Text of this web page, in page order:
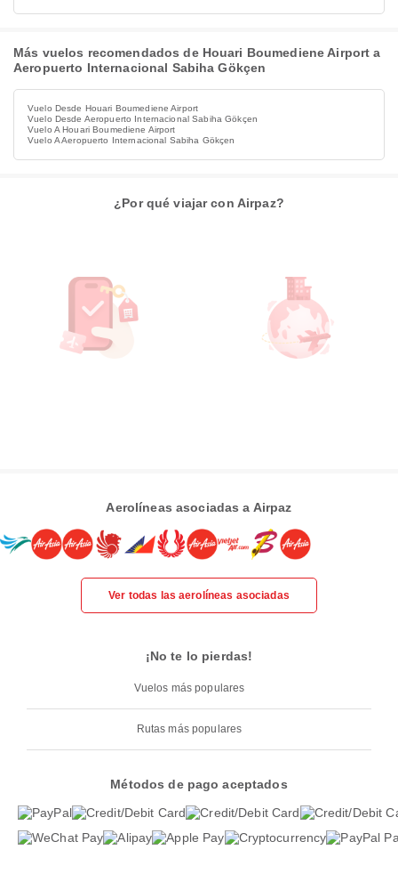
Más vuelos recomendados de Houari Boumediene Airport a
Aeropuerto Internacional Sabiha Gökçen
Vuelo Desde Houari Boumediene Airport
Vuelo Desde Aeropuerto Internacional Sabiha Gökçen
Vuelo A Houari Boumediene Airport
Vuelo A Aeropuerto Internacional Sabiha Gökçen
¿Por qué viajar con Airpaz?
Aerolíneas asociadas a Airpaz
Ver todas las aerolíneas asociadas
¡No te lo pierdas!
Vuelos más populares
Rutas más populares
Métodos de pago aceptados